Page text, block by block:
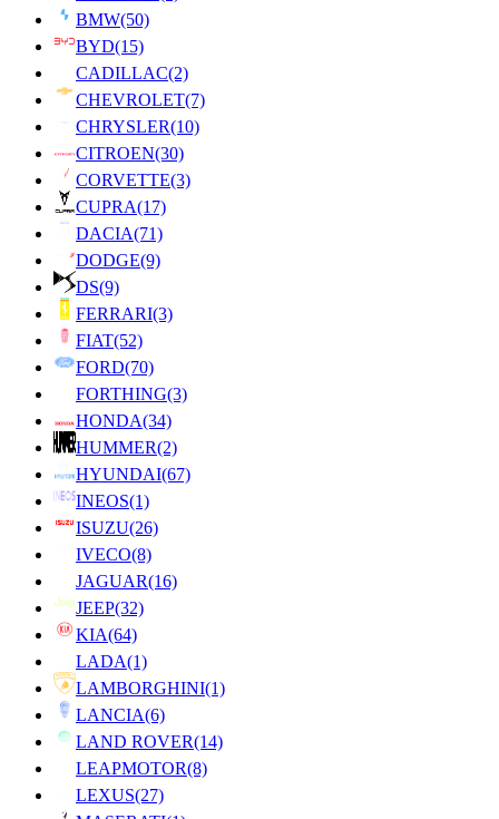
BMW(50)
BYD(15)
CADILLAC(2)
CHEVROLET(7)
CHRYSLER(10)
CITROEN(30)
CORVETTE(3)
CUPRA(17)
DACIA(71)
DODGE(9)
DS(9)
FERRARI(3)
FIAT(52)
FORD(70)
FORTHING(3)
HONDA(34)
HUMMER(2)
HYUNDAI(67)
INEOS(1)
ISUZU(26)
IVECO(8)
JAGUAR(16)
JEEP(32)
KIA(64)
LADA(1)
LAMBORGHINI(1)
LANCIA(6)
LAND ROVER(14)
LEAPMOTOR(8)
LEXUS(27)